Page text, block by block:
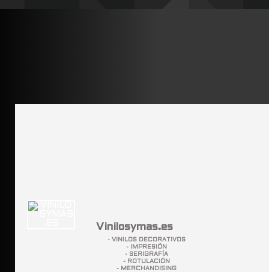
Vinilosymas.es
- VINILOS DECORATIVOS
- IMPRESIÓN
- SERIGRAFÍA
- ROTULACIÓN
- MERCHANDISING